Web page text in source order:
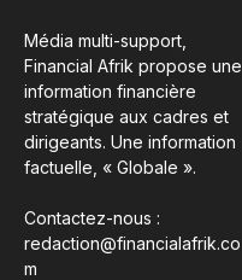
Média multi-support,
Financial Afrik propose une
information financière
stratégique aux cadres et
dirigeants. Une information
factuelle, « Globale ».
Contactez-nous :
redaction@financialafrik.co
m